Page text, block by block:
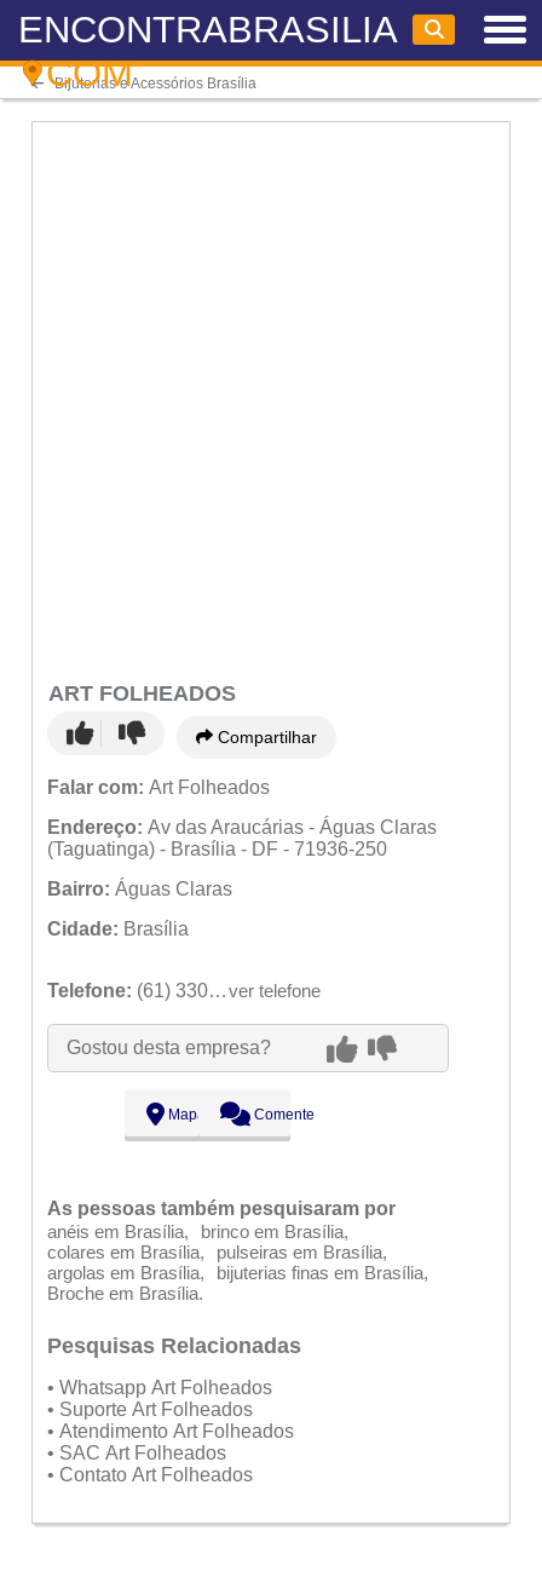
ENCONTRABRASILIA
COM
Bijuterias e Acessórios Brasília
ART FOLHEADOS
Compartilhar
Falar com: Art Folheados
Endereço: Av das Araucárias - Águas Claras
(Taguatinga) - Brasília - DF - 71936-250
Bairro: Águas Claras
Cidade: Brasília
Telefone: (61) 3301-1701 ver telefone
Gostou desta empresa?
Mapa Comente
As pessoas também pesquisaram por
anéis em Brasília
brinco em Brasília
colares em Brasília
pulseiras em Brasília
argolas em Brasília
bijuterias finas em Brasília
Broche em Brasília
Pesquisas Relacionadas
• Whatsapp Art Folheados
• Suporte Art Folheados
• Atendimento Art Folheados
• SAC Art Folheados
• Contato Art Folheados